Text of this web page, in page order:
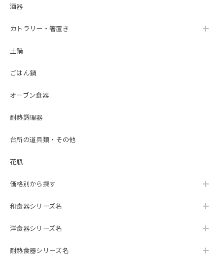
酒器
カトラリー・箸置き
土鍋
ごはん鍋
オーブン食器
耐熱調理器
台所の道具類・その他
花瓶
価格別から探す
和食器シリーズ名
洋食器シリーズ名
耐熱食器シリーズ名